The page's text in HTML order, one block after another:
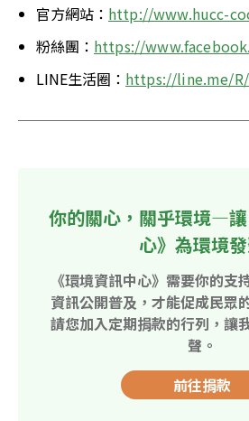
官方網站： http://www.hucc-
粉絲團： https://
LINE生活圈： https://line.me/
你的關心，關乎環境—
心》為環境
《環境資訊中心》需要你的支
資訊公開普及，才能促成民眾
請您加入定期捐款的行列，讓
聲。
前往捐款